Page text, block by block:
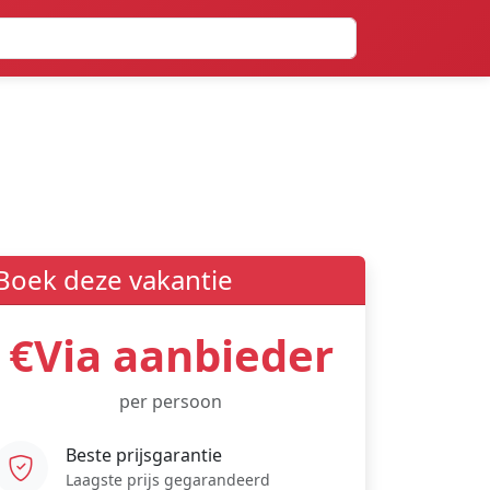
deze vakantie
€Via aanbieder
per persoon
Beste prijsgarantie
Laagste prijs gegarandeerd